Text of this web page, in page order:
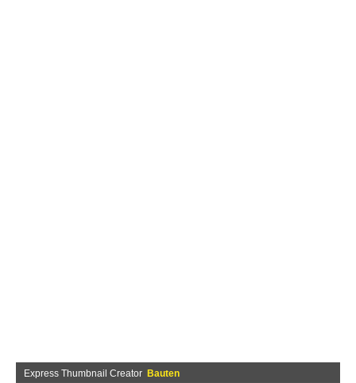
Express Thumbnail Creator Bauten